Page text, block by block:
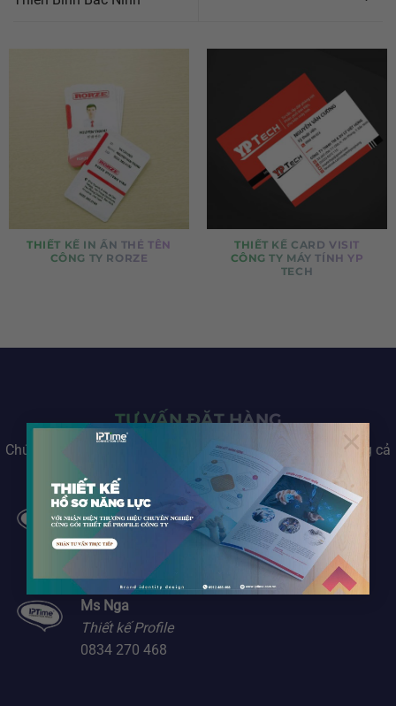
×
THIẾT KẾ IN ẤN THẺ TÊN
CÔNG TY RORZE
THIẾT KẾ CARD VISIT
CÔNG TY MÁY TÍNH YP
TECH
TƯ VẤN ĐẶT HÀNG
Chúng tôi luôn tư vấn và hỗ trợ Quý khách hàng 24/7 bằng cả
💓
Ms Mai
Thiết kế thương hiệu
0912 485 468
Ms Nga
Thiết kế Profile
0834 270 468